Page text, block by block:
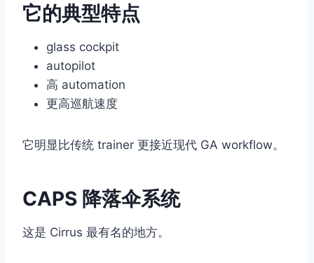
它的典型特点
glass cockpit
autopilot
高 automation
更高巡航速度
它明显比传统 trainer 更接近现代 GA workflow。
CAPS 降落伞系统
这是 Cirrus 最有名的地方。